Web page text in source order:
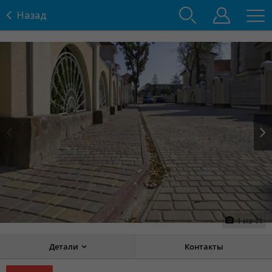
Назад
Next
1из11
Детали Контакты